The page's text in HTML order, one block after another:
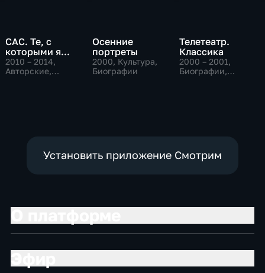
САС. Те, с
которыми я...
2010 – 2014,
Авторские,
Осенние
портреты
2000, Культура,
Биографии
Телетеатр.
Классика
2000 – 2001,
Биографии,
Установить приложение Смотрим